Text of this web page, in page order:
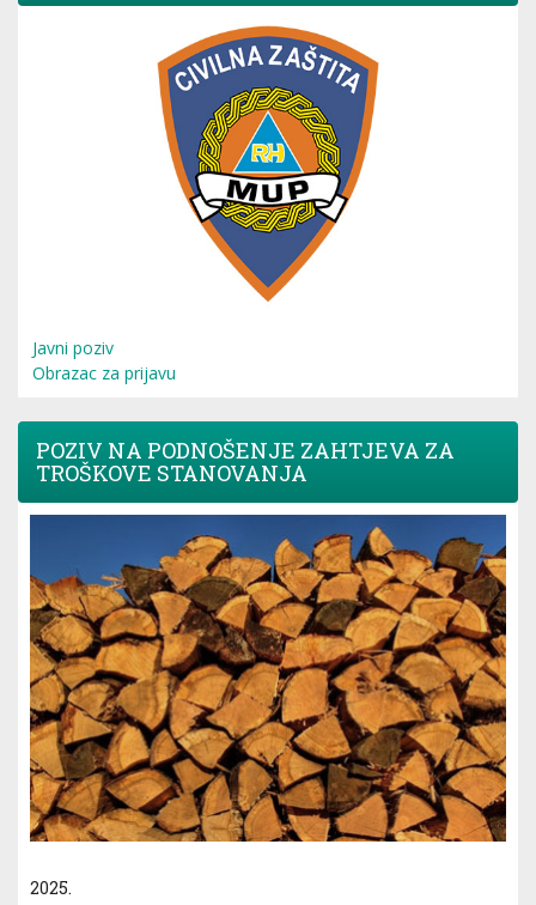
Javni poziv
Obrazac za prijavu
POZIV NA PODNOŠENJE ZAHTJEVA ZA
TROŠKOVE STANOVANJA
2025.